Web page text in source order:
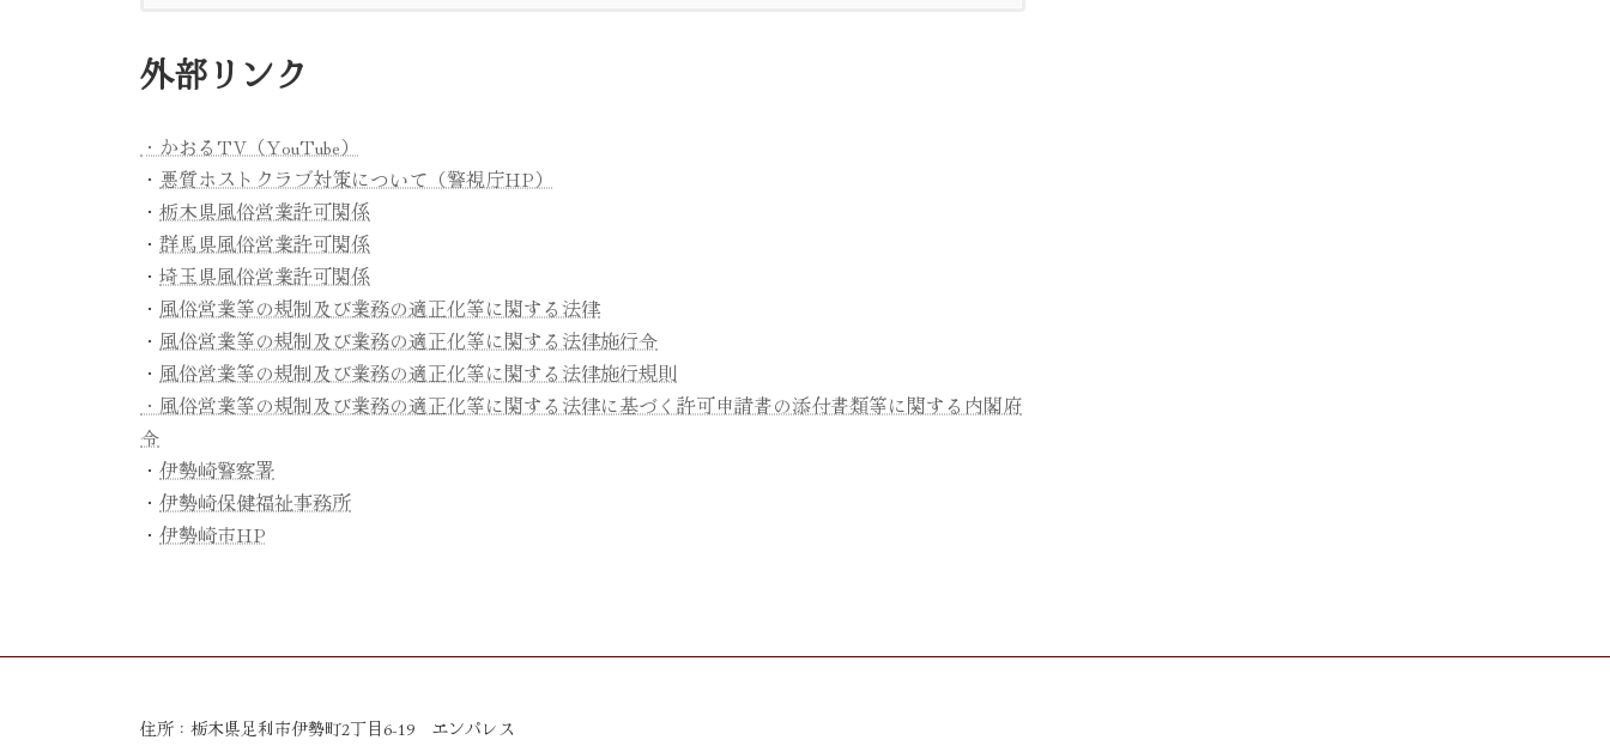
外部リンク
・かおるTV（YouTube）
・ 悪質ホストクラブ対策について（警視庁HP）
・ 栃木県風俗営業許可関係
・ 群馬県風俗営業許可関係
・ 埼玉県風俗営業許可関係
・ 風俗営業等の規制及び業務の適正化等に関する法律
・ 風俗営業等の規制及び業務の適正化等に関する法律施行令
・ 風俗営業等の規制及び業務の適正化等に関する法律施行規則
・風俗営業等の規制及び業務の適正化等に関する法律に基づく許可申請書の添付書類等に関する内閣府
令
・ 伊勢崎警察署
・ 伊勢崎保健福祉事務所
・ 伊勢崎市HP
住所：栃木県足利市伊勢町2丁目6-19 エンパレス